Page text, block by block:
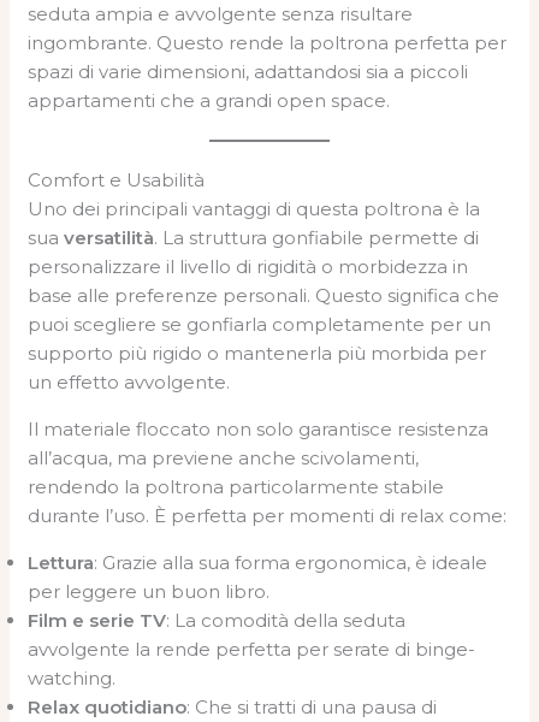
seduta ampia e avvolgente senza risultare
ingombrante. Questo rende la poltrona perfetta per
spazi di varie dimensioni, adattandosi sia a piccoli
appartamenti che a grandi open space.
Comfort e Usabilità
Uno dei principali vantaggi di questa poltrona è la
suaversatilità. La struttura gonfiabile permette di
personalizzare il livello di rigidità o morbidezza in
base alle preferenze personali. Questo significa che
puoi scegliere se gonfiarla completamente per un
supporto più rigido o mantenerla più morbida per
un effetto avvolgente.
Il materiale floccato non solo garantisce resistenza
all’acqua, ma previene anche scivolamenti,
rendendo la poltrona particolarmente stabile
durante l’uso. È perfetta per momenti di relax come:
Lettura: Grazie alla sua forma ergonomica, è ideale
per leggere un buon libro.
Film e serie TV: La comodità della seduta
avvolgente la rende perfetta per serate di binge-
watching.
Relax quotidiano: Che si tratti di una pausa di